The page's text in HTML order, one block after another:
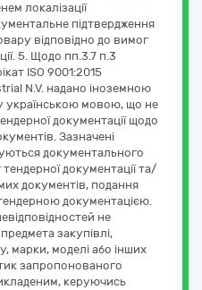
локалізації
підтвердження
відповідно до вимог
5. Щодо пп.3.7 п.3
ISO 9001:2015
N.V. надано іноземною
українською мовою, що не
документації щодо
Зазначені
документального
документації та/
документів, подання
документацією.
не
закупівлі,
марки, моделі або інших
запропонованого
керуючись